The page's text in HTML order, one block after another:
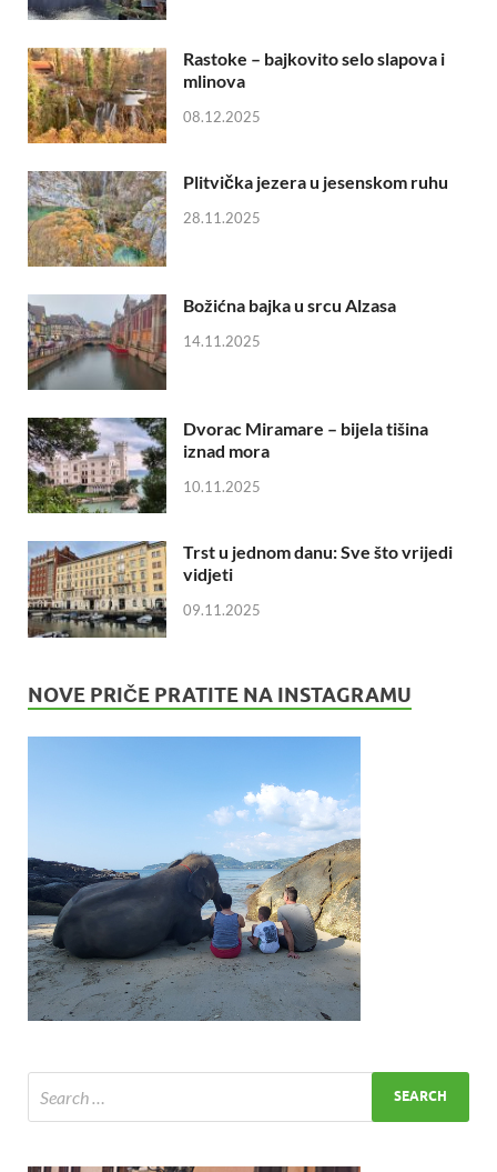
Rastoke – bajkovito selo slapova i
mlinova
08.12.2025
Plitvička jezera u jesenskom ruhu
28.11.2025
Božićna bajka u srcu Alzasa
14.11.2025
Dvorac Miramare – bijela tišina
iznad mora
10.11.2025
Trst u jednom danu: Sve što vrijedi
vidjeti
09.11.2025
NOVE PRIČE PRATITE NA INSTAGRAMU